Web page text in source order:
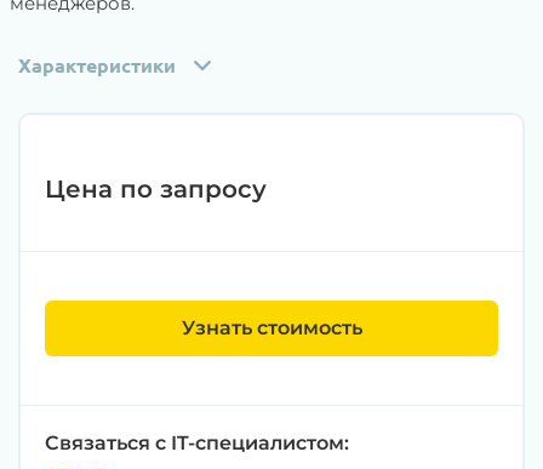
Характеристики
Цена по запросу
Узнать стоимость
Связаться с IT-специалистом: